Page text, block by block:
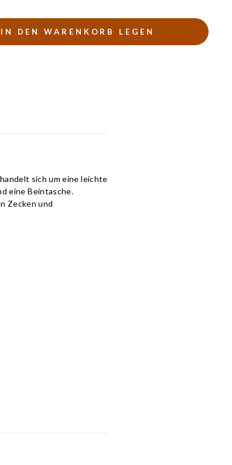
IN DEN WARENKORB LEGEN
sich um eine leichte
eine Beintasche.
Zecken und